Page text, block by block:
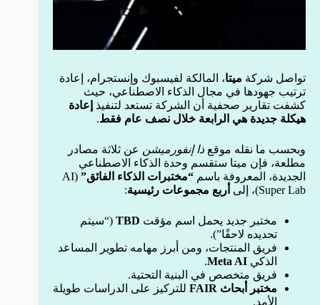
تواصل شركة ميتا، المالكة لفيسبوك وإنستجرام، إعادة
ترتيب جهودها في مجال الذكاء الاصطناعي، حيث
كشفت تقارير صحفية أن الشركة تستعد لتنفيذ إعادة
هيكلة جديدة هي الرابعة خلال نصف عام فقط.
وبحسب ما نقله موقع ذا إنفورميشن عن ثلاثة مصادر
مطلعة، فإن ميتا ستقسم وحدة الذكاء الاصطناعي
الجديدة، المعروفة باسم “مختبرات الذكاء الفائق” (AI
Super Lab)، إلى
أربع مجموعات رئيسية:
مختبر جديد يحمل اسم مؤقت TBD (“سيتم
تحديده لاحقًا”).
فريق المنتجات، ومن أبرز مهامه تطوير المساعد
الذكي Meta AI
.
فريق متخصص في البنية التحتية.
مختبر أبحاث FAIR
للتركيز على الدراسات طويلة
الأمد.